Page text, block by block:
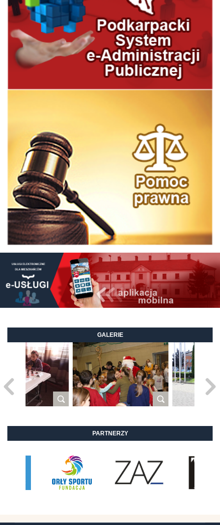
GALERIE
PARTNERZY